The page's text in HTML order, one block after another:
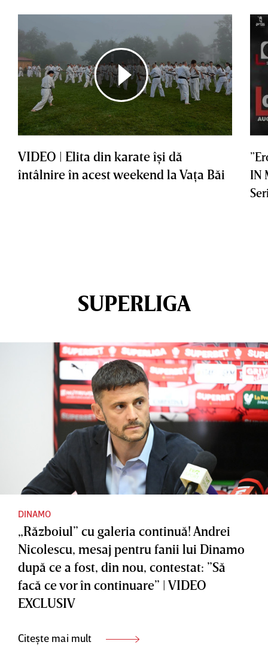
VIDEO | Elita din karate îşi dă
întâlnire în acest weekend la Vaţa Băi
IN
SUPERLIGA
DINAMO
„Războiul” cu galeria continuă! Andrei
Nicolescu, mesaj pentru fanii lui Dinamo
după ce a fost, din nou, contestat: ”Să
facă ce vor în continuare” | VIDEO
EXCLUSIV
Citește mai mult